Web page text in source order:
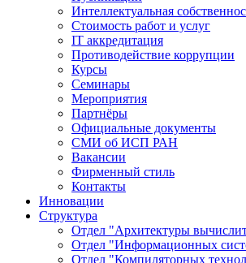
Интеллектуальная
Стоимость работ и услуг
IT аккредитация
Противодействие коррупции
Курсы
Семинары
Мероприятия
Партнёры
Официальные документы
СМИ об ИСП РАН
Вакансии
Фирменный стиль
Контакты
Инновации
Структура
Отдел "Архитектуры
Отдел "Информационных
Отдел "Компиляторных